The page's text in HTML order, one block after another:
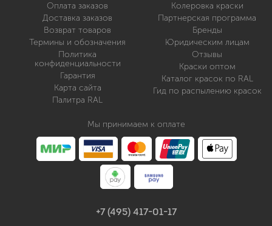
Оплата заказов
Доставка заказов
Возврат товаров
Термины и обозначения
Политика
конфиденциальности
Гарантия
Карта сайта
Палитра RAL
Колеровка краски
Партнерская программа
Бренды
Юридическим лицам
Отзывы
Краски оптом
Каталог красок по RAL
Гид по распылению красок
Мы принимаем к оплате
+7 (495) 417-01-17